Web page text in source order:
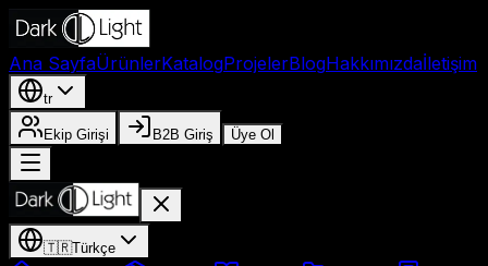
Ana SayfaÜrünlerKatalogProjelerBlogHakkımızdaİletişim
tr
Ekip Girişi B2B Giriş Üye Ol
🇹🇷Türkçe